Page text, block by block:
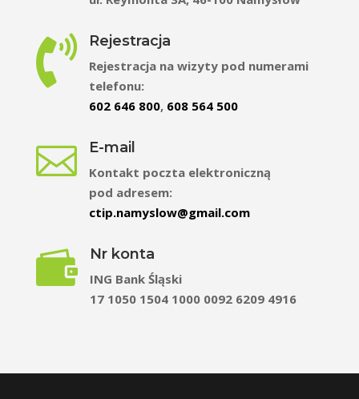
 Rejestracja
Rejestracja na wizyty pod numerami
telefonu:
602 646 800, 608 564 500
 E-mail
Kontakt poczta elektroniczną
pod adresem:
ctip.namyslow@gmail.com
 Nr konta
ING Bank Śląski
17 1050 1504 1000 0092 6209 4916